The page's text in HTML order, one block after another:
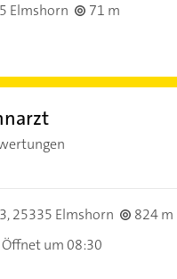
Elmshorn
71 m
25335 Elmshorn
824 m
Öffnet um 08:30